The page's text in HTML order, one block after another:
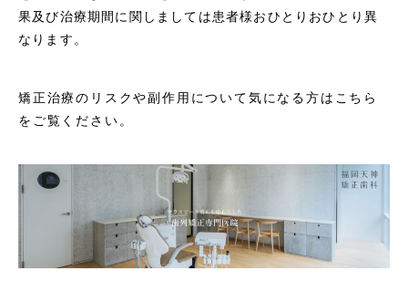
果及び治療期間に関しましては患者様おひとりおひとり異
なります。
矯正治療のリスクや副作用について気になる方はこちら
をご覧ください。